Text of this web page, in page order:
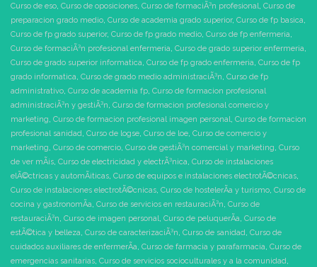
Curso de eso, Curso de oposiciones, Curso de formaciÃ³n profesional, Curso de
preparacion grado medio, Curso de academia grado superior, Curso de fp basica,
Curso de fp grado superior, Curso de fp grado medio, Curso de fp enfermeria,
Curso de formaciÃ³n profesional enfermeria, Curso de grado superior enfermeria,
Curso de grado superior informatica, Curso de fp grado enfermeria, Curso de fp
grado informatica, Curso de grado medio administraciÃ³n, Curso de fp
administrativo, Curso de academia fp, Curso de formacion profesional
administraciÃ³n y gestiÃ³n, Curso de formacion profesional comercio y
marketing, Curso de formacion profesional imagen personal, Curso de formacion
profesional sanidad, Curso de logse, Curso de loe, Curso de comercio y
marketing, Curso de comercio, Curso de gestiÃ³n comercial y marketing, Curso
de ver mÃ¡s, Curso de electricidad y electrÃ³nica, Curso de instalaciones
elÃ©ctricas y automÃ¡ticas, Curso de equipos e instalaciones electrotÃ©cnicas,
Curso de instalaciones electrotÃ©cnicas, Curso de hostelerÃ­a y turismo, Curso de
cocina y gastronomÃ­a, Curso de servicios en restauraciÃ³n, Curso de
restauraciÃ³n, Curso de imagen personal, Curso de peluquerÃ­a, Curso de
estÃ©tica y belleza, Curso de caracterizaciÃ³n, Curso de sanidad, Curso de
cuidados auxiliares de enfermerÃ­a, Curso de farmacia y parafarmacia, Curso de
emergencias sanitarias, Curso de servicios socioculturales y a la comunidad,